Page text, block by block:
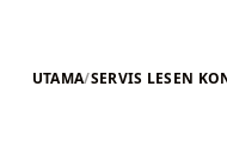
UTAMA/SERVIS LESEN